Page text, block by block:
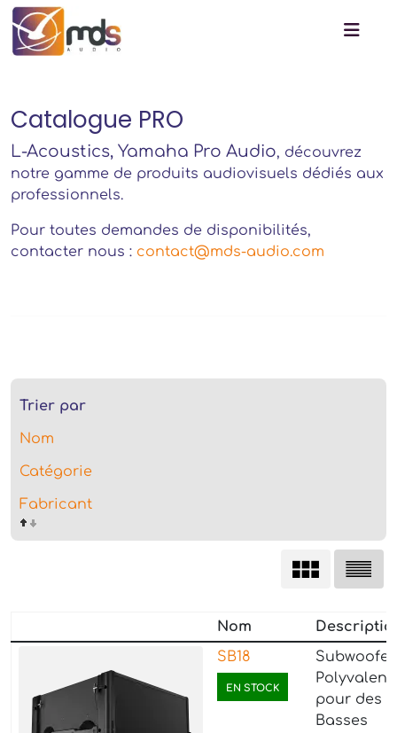
Catalogue PRO
L-Acoustics, Yamaha Pro Audio, découvrez
notre gamme de produits audiovisuels dédiés aux
professionnels.
Pour toutes demandes de disponibilités,
contacter nous : contact@mds-audio.com
Trier par
Nom
Catégorie
Fabricant
Nom
SB18
EN STOCK
Subwoofer
Polyvalent
pour des
Basses